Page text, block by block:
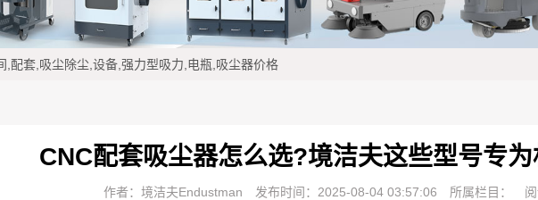
配套,吸尘除尘,设备,强力型吸力,电瓶,吸尘器价格
CNC配套吸尘器怎么选?境洁夫这些型号专
作者：境洁夫Endustman 发布时间：2025-08-04 03:57:06 所属栏目：